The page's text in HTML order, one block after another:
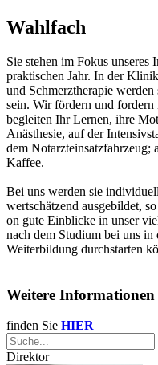
Wahlfach
Sie stehen im Fokus unseres
praktischen Jahr. In der
und Schmerztherapie
sein. Wir fördern und
begleiten Ihr Lernen, ihre
Anästhesie, auf der
dem Notarzteinsatzfahrzeug;
Kaffee.
Bei uns werden sie
wertschätzend ausgebildet,
on gute Einblicke in unser
nach dem Studium bei uns
Weiterbildung durchstarten
Weitere
finden Sie HIER
Direktor